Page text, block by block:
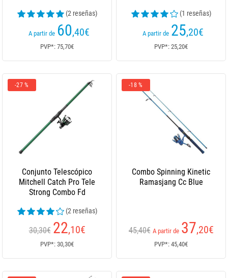
(2 reseñas)
A partir de 60,40€
PVP*: 75,70€
(1 reseñas)
A partir de 25,20€
PVP*: 25,20€
-27 %
Conjunto Telescópico
Mitchell Catch Pro Tele
Strong Combo Fd
(2 reseñas)
30,30€ 22,10€
PVP*: 30,30€
-18 %
Combo Spinning Kinetic
Ramasjang Cc Blue
45,40€ A partir de 37,20€
PVP*: 45,40€